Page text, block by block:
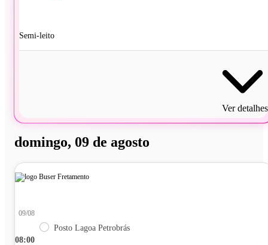
Semi-leito
Ver detalhes
domingo, 09 de agosto
08:00
09/08
Posto Lagoa Petrobrás